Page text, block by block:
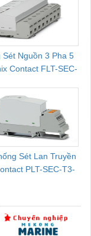
Sét Nguồn 3 Pha 5
Contact FLT-SEC-
Sét Lan Truyền
PLT-SEC-T3-